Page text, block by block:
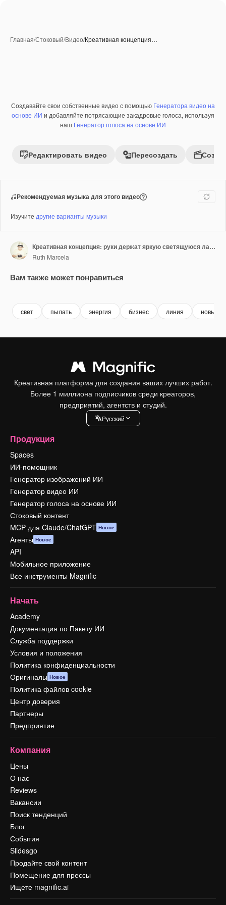
Главная/Стоковый/Видео/Креативная концепция…
ПремиумСозданные при помощи ИИ
Создавайте свои собственные видео с помощью Генератора видео на
основе ИИ и добавляйте потрясающие закадровые голоса, используя
наш Генератор голоса на основе ИИ
Редактировать видео Пересоздать
Рекомендуемая музыка для этого видео
Изучите другие варианты музыки
Креативная концепция: руки держат яркую светящуюся лампочку — идею
Ruth Marcela
Вам также может понравиться
свет пылать энергия бизнес линия новый
Креативная платформа для создания ваших лучших работ.
Более 1 миллиона подписчиков среди креаторов,
предприятий, агентств и студий.
Pусский
Продукция
Spaces
ИИ-помощник
Генератор изображений ИИ
Генератор видео ИИ
Генератор голоса на основе ИИ
Стоковый контент
MCP для Claude/ChatGPT Новое
Агенты Новое
API
Мобильное приложение
Все инструменты Magnific
Начать
Academy
Документация по Пакету ИИ
Служба поддержки
Условия и положения
Политика конфиденциальности
Оригиналы Новое
Политика файлов cookie
Центр доверия
Партнеры
Предприятие
Компания
Цены
О нас
Reviews
Вакансии
Поиск тенденций
Блог
События
Slidesgo
Продайте свой контент
Помещение для прессы
Ищете magnific.ai